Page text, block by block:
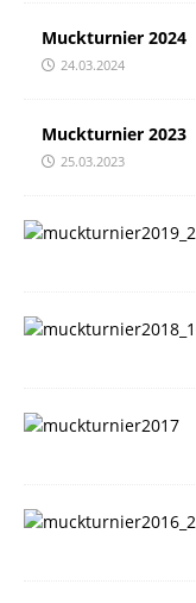
Muckturnier 2024
24.03.2024
Muckturnier 2023
25.03.2023